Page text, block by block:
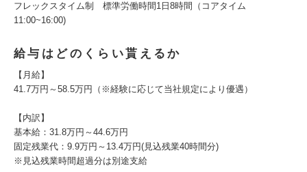
フレックスタイム制 標準労働時間1日8時間（コアタイム
11:00~16:00)
給与はどのくらい貰えるか
【月給】
41.7万円～58.5万円（※経験に応じて当社規定により優遇）
【内訳】
基本給：31.8万円～44.6万円
固定残業代：9.9万円～13.4万円(見込残業40時間分)
※見込残業時間超過分は別途支給